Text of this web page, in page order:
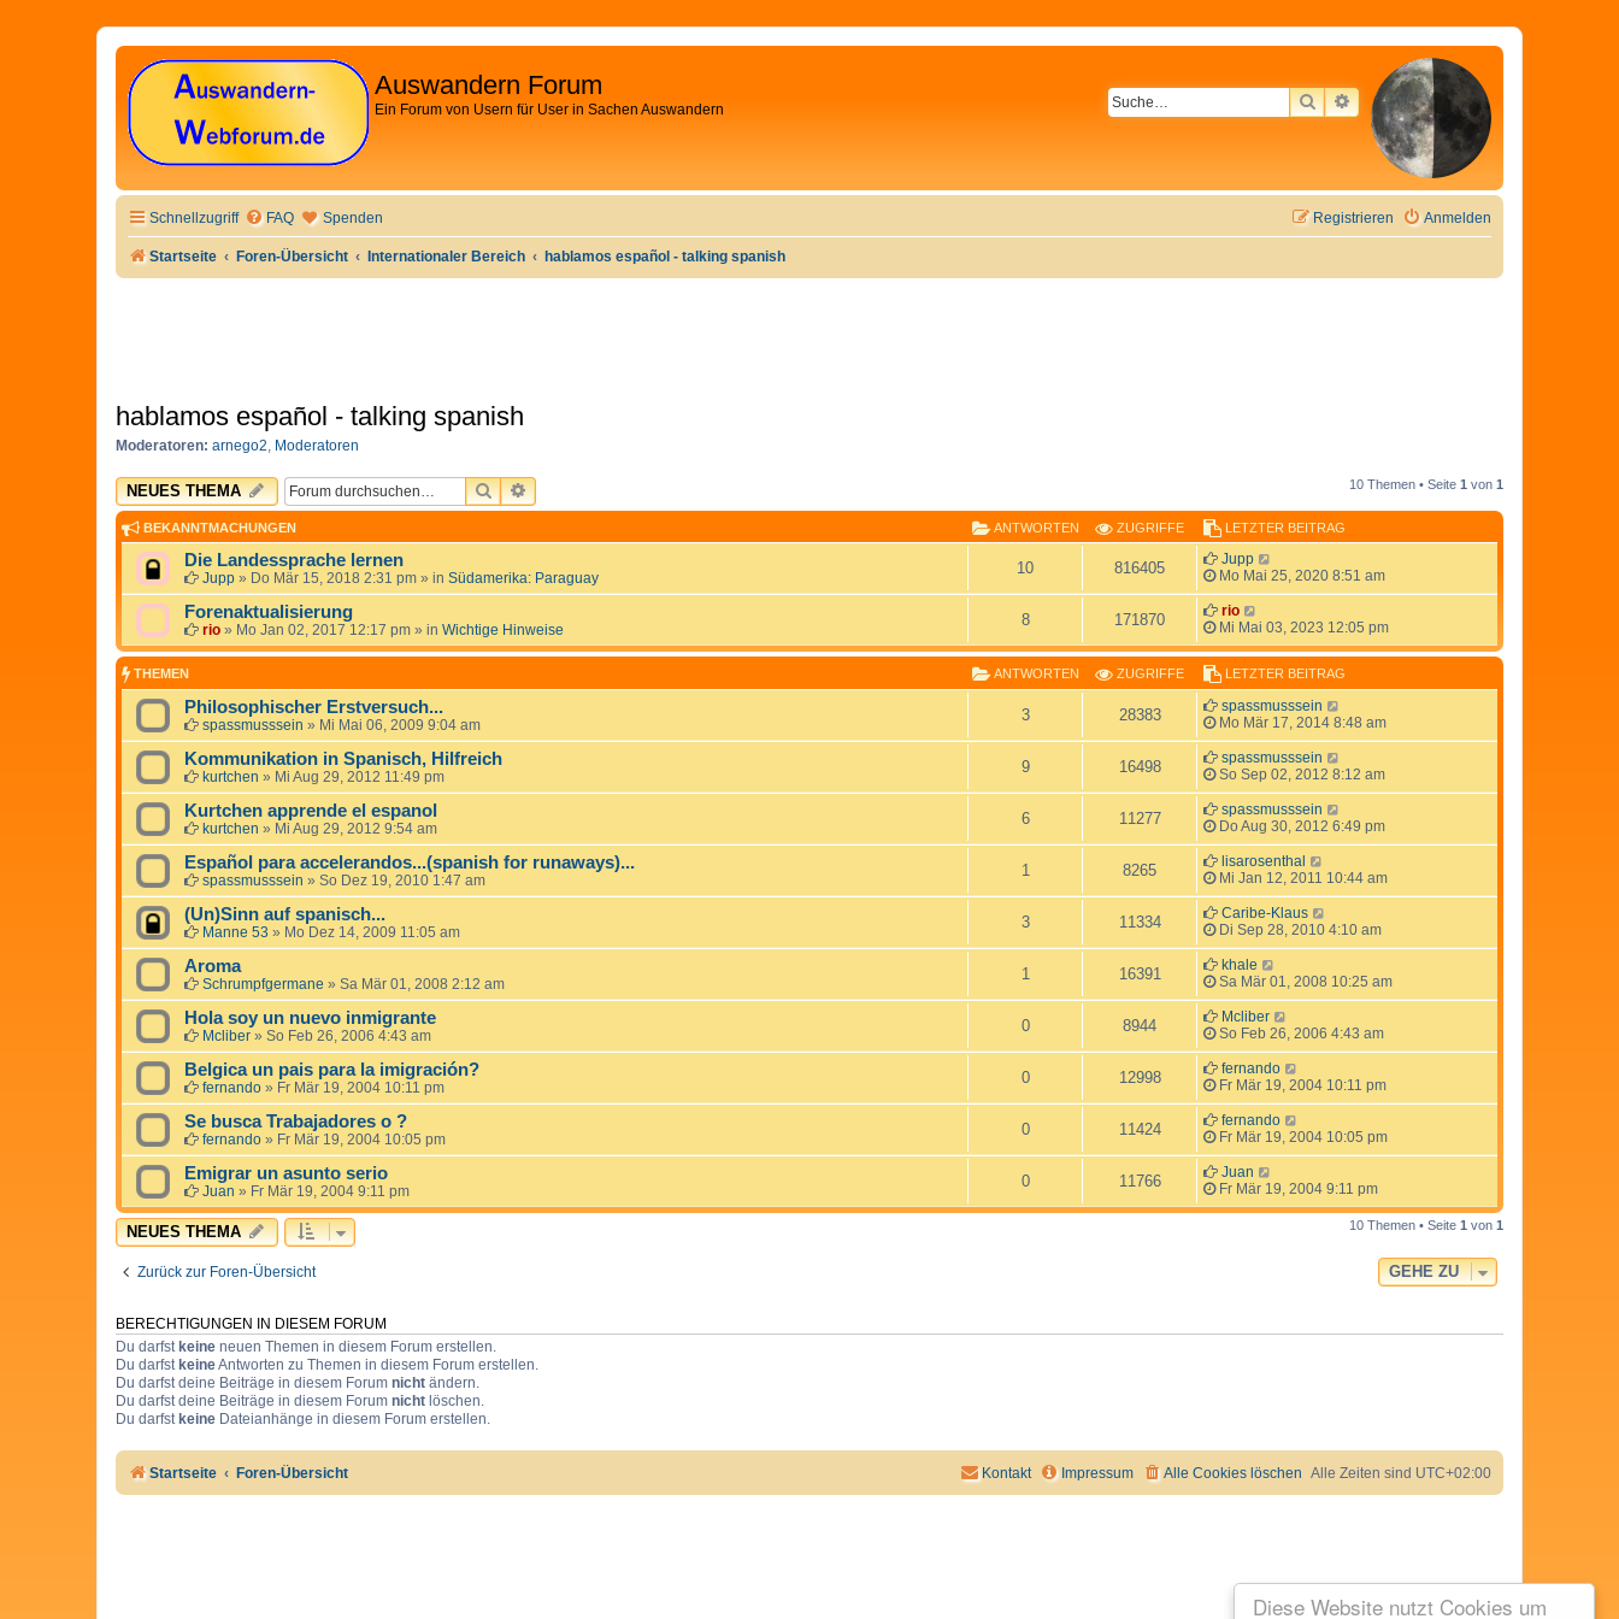
Diese Website nutzt Cookies um
Auswandern Forum
Ein Forum von Usern für User in Sachen Auswandern SUCHEERWEITERTE SUCHE
Schnellzugriff FAQ Spenden Anmelden
Registrieren
Startseite Foren-Übersicht Internationaler Bereich hablamos español - talking spanish
hablamos español - talking spanish
Moderatoren: arnego2, Moderatoren
NEUES THEMA SUCHEERWEITERTE SUCHE 10 Themen • Seite 1 von 1
BEKANNTMACHUNGEN ANTWORTEN ZUGRIFFE LETZTER BEITRAG
Die Landessprache lernen
Jupp » Do Mär 15, 2018 2:31 pm » in Südamerika: Paraguay
10 816405
Jupp
Mo Mai 25, 2020 8:51 am
Forenaktualisierung
rio » Mo Jan 02, 2017 12:17 pm » in Wichtige Hinweise
8 171870
rio
Mi Mai 03, 2023 12:05 pm
THEMEN ANTWORTEN ZUGRIFFE LETZTER BEITRAG
Philosophischer Erstversuch...
spassmusssein » Mi Mai 06, 2009 9:04 am
3 28383
spassmusssein
Mo Mär 17, 2014 8:48 am
Kommunikation in Spanisch, Hilfreich
kurtchen » Mi Aug 29, 2012 11:49 pm
9 16498
spassmusssein
So Sep 02, 2012 8:12 am
Kurtchen apprende el espanol
kurtchen » Mi Aug 29, 2012 9:54 am
6 11277
spassmusssein
Do Aug 30, 2012 6:49 pm
Español para accelerandos...(spanish for runaways)...
spassmusssein » So Dez 19, 2010 1:47 am
1 8265
lisarosenthal
Mi Jan 12, 2011 10:44 am
(Un)Sinn auf spanisch...
Manne 53 » Mo Dez 14, 2009 11:05 am
3 11334
Caribe-Klaus
Di Sep 28, 2010 4:10 am
Aroma
Schrumpfgermane » Sa Mär 01, 2008 2:12 am
1 16391
khale
Sa Mär 01, 2008 10:25 am
Hola soy un nuevo inmigrante
Mcliber » So Feb 26, 2006 4:43 am
0 8944
Mcliber
So Feb 26, 2006 4:43 am
Belgica un pais para la imigración?
fernando » Fr Mär 19, 2004 10:11 pm
0 12998
fernando
Fr Mär 19, 2004 10:11 pm
Se busca Trabajadores o ?
fernando » Fr Mär 19, 2004 10:05 pm
0 11424
fernando
Fr Mär 19, 2004 10:05 pm
Emigrar un asunto serio
Juan » Fr Mär 19, 2004 9:11 pm
0 11766
Juan
Fr Mär 19, 2004 9:11 pm
NEUES THEMA 10 Themen • Seite 1 von 1
Zurück zur Foren-Übersicht GEHE ZU
BERECHTIGUNGEN IN DIESEM FORUM
Du darfstkeine neuen Themen in diesem Forum erstellen.
Du darfstkeineAntworten zu Themen in diesem Forum erstellen.
Du darfst deine Beiträge in diesem Forum nicht ändern.
Du darfst deine Beiträge in diesem Forum nicht löschen.
Du darfstkeine Dateianhänge in diesem Forum erstellen.
Startseite Foren-Übersicht Alle Zeiten sind UTC+02:00
Alle Cookies löschen
Impressum
Kontakt